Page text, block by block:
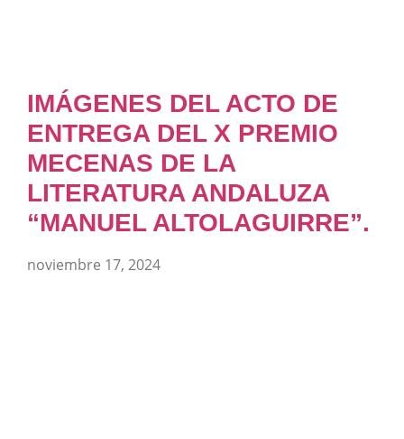
IMÁGENES DEL ACTO DE
ENTREGA DEL X PREMIO
MECENAS DE LA
LITERATURA ANDALUZA
“MANUEL ALTOLAGUIRRE”.
noviembre 17, 2024